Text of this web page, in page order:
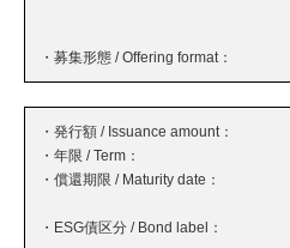
・募集形態 / Offering format：
・発行額 / Issuance amount：
・年限 / Term：
・償還期限 / Maturity date：
・ESG債区分 / Bond label：